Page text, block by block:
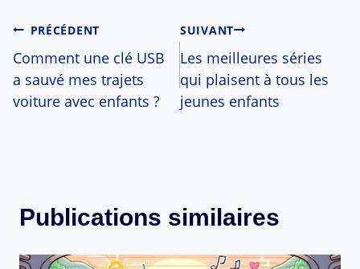
Navigation
de
l’article
PRÉCÉDENT
Comment une clé USB
a sauvé mes trajets
voiture avec enfants ?
SUIVANT
Les meilleures séries
qui plaisent à tous les
jeunes enfants
Publications similaires